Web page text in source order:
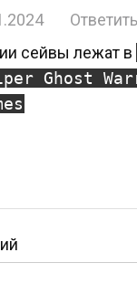
Ответить
сейвы лежат в
Ghost